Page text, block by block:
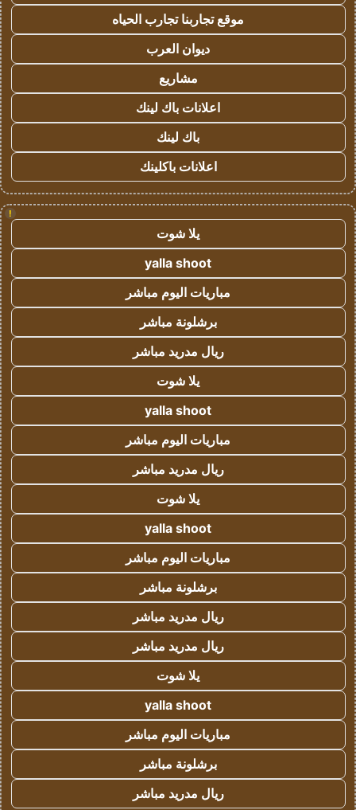
موقع تجاربنا تجارب الحياه
ديوان العرب
مشاريع
اعلانات باك لينك
باك لينك
اعلانات باكلينك
!
يلا شوت
yalla shoot
مباريات اليوم مباشر
برشلونة مباشر
ريال مدريد مباشر
يلا شوت
yalla shoot
مباريات اليوم مباشر
ريال مدريد مباشر
يلا شوت
yalla shoot
مباريات اليوم مباشر
برشلونة مباشر
ريال مدريد مباشر
ريال مدريد مباشر
يلا شوت
yalla shoot
مباريات اليوم مباشر
برشلونة مباشر
ريال مدريد مباشر